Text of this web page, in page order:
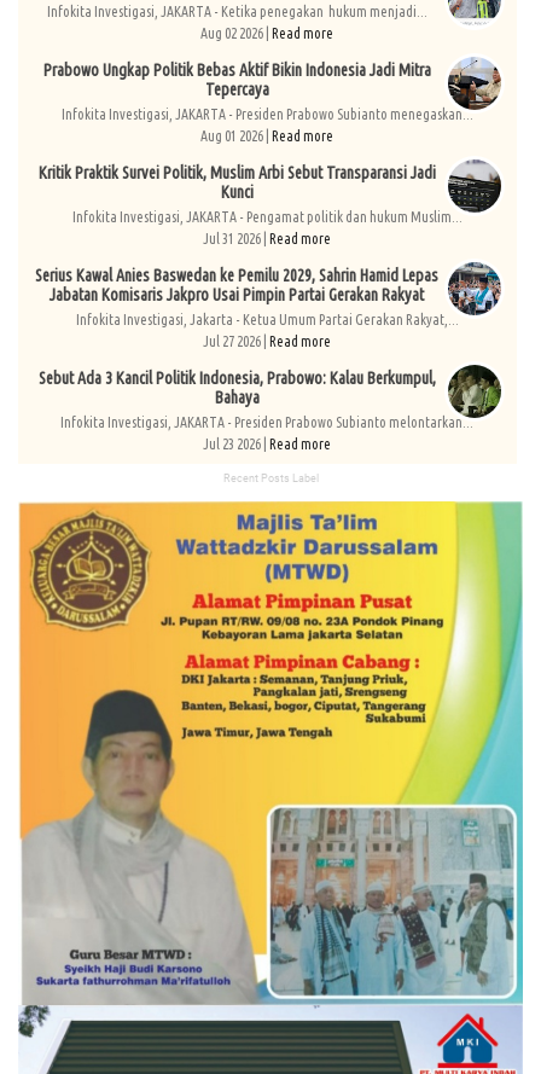
Infokita Investigasi, JAKARTA - Ketika penegakan hukum menjadi...
Aug 02 2026 | Read more
Prabowo Ungkap Politik Bebas Aktif Bikin Indonesia Jadi Mitra
Tepercaya
Infokita Investigasi, JAKARTA - Presiden Prabowo Subianto menegaskan...
Aug 01 2026 | Read more
Kritik Praktik Survei Politik, Muslim Arbi Sebut Transparansi Jadi
Kunci
Infokita Investigasi, JAKARTA - Pengamat politik dan hukum Muslim...
Jul 31 2026 | Read more
Serius Kawal Anies Baswedan ke Pemilu 2029, Sahrin Hamid Lepas
Jabatan Komisaris Jakpro Usai Pimpin Partai Gerakan Rakyat
Infokita Investigasi, Jakarta - Ketua Umum Partai Gerakan Rakyat,...
Jul 27 2026 | Read more
Sebut Ada 3 Kancil Politik Indonesia, Prabowo: Kalau Berkumpul,
Bahaya
Infokita Investigasi, JAKARTA - Presiden Prabowo Subianto melontarkan...
Jul 23 2026 | Read more
Recent Posts Label